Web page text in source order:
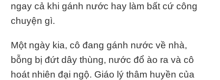
ngay cả khi gánh nước hay làm bất cứ công
chuyện gì.
Một ngày kia, cô đang gánh nước về nhà,
bỗng bị đứt dây thùng, nước đổ ào ra và cô
hoát nhiên đại ngộ. Giáo lý thâm huyền của